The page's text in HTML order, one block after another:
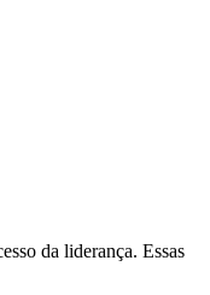
da liderança. Essas